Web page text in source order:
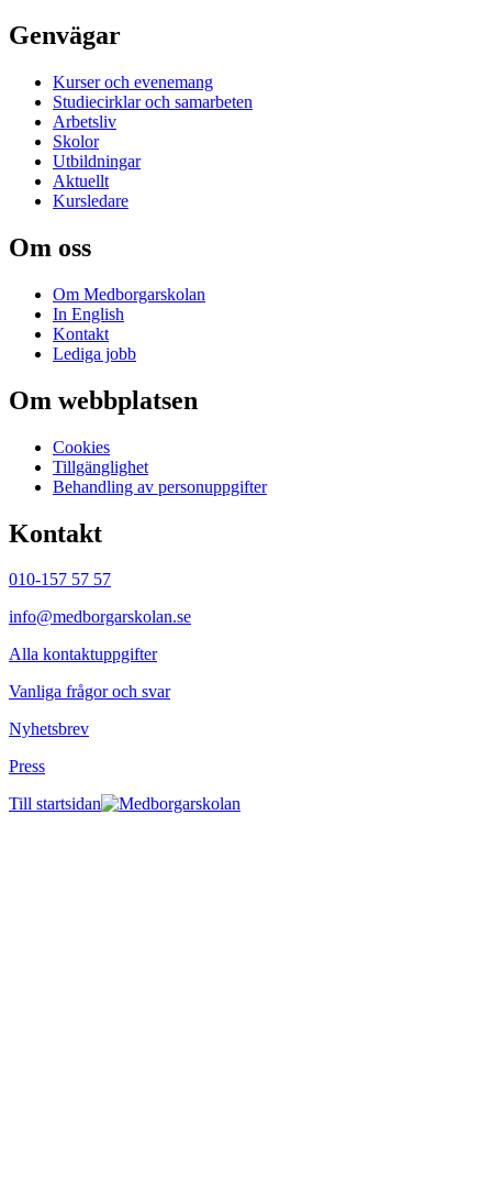
Genvägar
Kurser och evenemang
Studiecirklar och samarbeten
Arbetsliv
Skolor
Utbildningar
Aktuellt
Kursledare
Om oss
Om Medborgarskolan
In English
Kontakt
Lediga jobb
Om webbplatsen
Cookies
Tillgänglighet
Behandling av personuppgifter
Kontakt
010-157 57 57
info@medborgarskolan.se
Alla kontaktuppgifter
Vanliga frågor och svar
Nyhetsbrev
Press
Till startsidan